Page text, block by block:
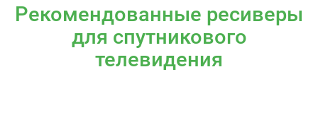
Рекомендованные ресиверы
для спутникового
телевидения